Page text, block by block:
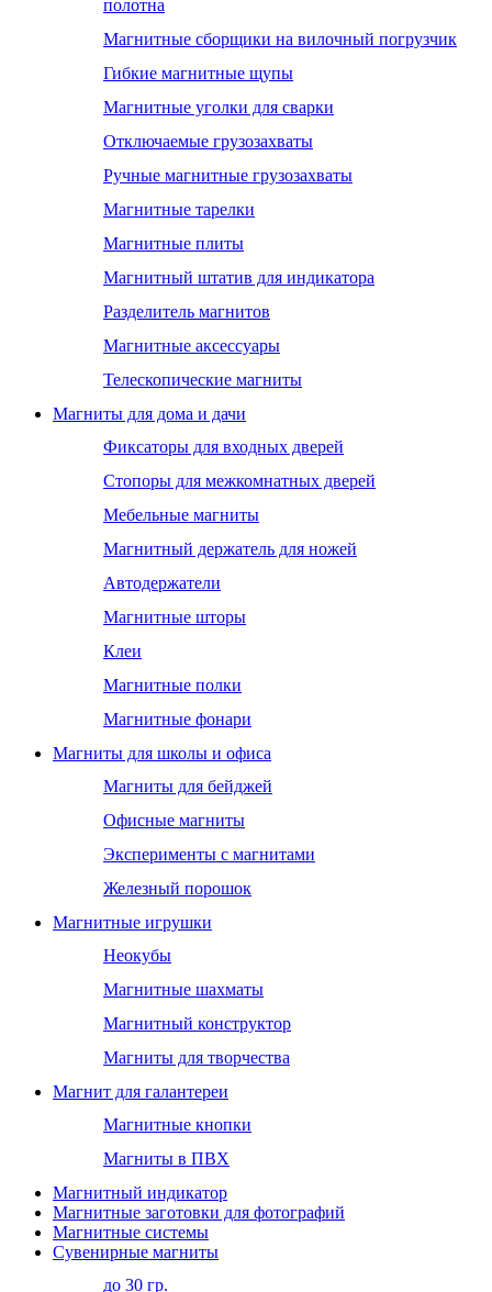
полотна
Магнитные сборщики на вилочный погрузчик
Гибкие магнитные щупы
Магнитные уголки для сварки
Отключаемые грузозахваты
Ручные магнитные грузозахваты
Магнитные тарелки
Магнитные плиты
Магнитный штатив для индикатора
Разделитель магнитов
Магнитные аксессуары
Телескопические магниты
Магниты для дома и дачи
Фиксаторы для входных дверей
Стопоры для межкомнатных дверей
Мебельные магниты
Магнитный держатель для ножей
Автодержатели
Магнитные шторы
Клеи
Магнитные полки
Магнитные фонари
Магниты для школы и офиса
Магниты для бейджей
Офисные магниты
Эксперименты с магнитами
Железный порошок
Магнитные игрушки
Неокубы
Магнитные шахматы
Магнитный конструктор
Магниты для творчества
Магнит для галантереи
Магнитные кнопки
Магниты в ПВХ
Магнитный индикатор
Магнитные заготовки для фотографий
Магнитные системы
Сувенирные магниты
до 30 гр.